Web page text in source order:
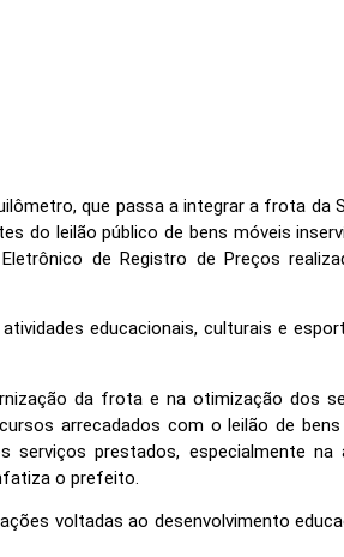
que passa a integrar a frota da
do leilão público de bens móveis
de Registro de Preços
educacionais, culturais e
da frota e na otimização dos
arrecadados com o leilão de
prestados, especialmente na
o prefeito.
voltadas ao desenvolvimento